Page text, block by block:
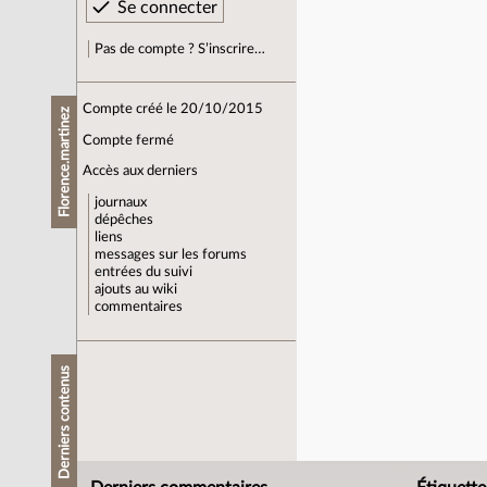
Pas de compte ? S’inscrire…
Florence.martinez Compte créé le 20/10/2015
Compte fermé
Accès aux derniers
journaux
dépêches
liens
messages sur les forums
entrées du suivi
ajouts au wiki
commentaires
Derniers contenus